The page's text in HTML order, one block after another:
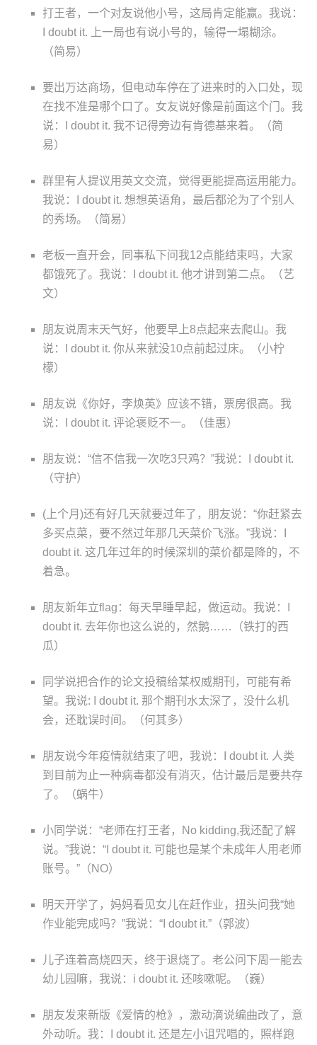
打王者，一个对友说他小号，这局肯定能赢。我说：
I doubt it. 上一局也有说小号的，输得一塌糊涂。
（简易）
要出万达商场，但电动车停在了进来时的入口处，现
在找不准是哪个口了。女友说好像是前面这个门。我
说：I doubt it. 我不记得旁边有肯德基来着。（简
易）
群里有人提议用英文交流，觉得更能提高运用能力。
我说：I doubt it. 想想英语角，最后都沦为了个别人
的秀场。（简易）
老板一直开会，同事私下问我12点能结束吗，大家
都饿死了。我说：I doubt it. 他才讲到第二点。（艺
文）
朋友说周末天气好，他要早上8点起来去爬山。我
说：I doubt it. 你从来就没10点前起过床。（小柠
檬）
朋友说《你好，李焕英》应该不错，票房很高。我
说：I doubt it. 评论褒贬不一。（佳惠）
朋友说：“信不信我一次吃3只鸡？”我说：I doubt it.
（守护）
(上个月)还有好几天就要过年了，朋友说：“你赶紧去
多买点菜，要不然过年那几天菜价飞涨。”我说：I
doubt it. 这几年过年的时候深圳的菜价都是降的，不
着急。
朋友新年立flag：每天早睡早起，做运动。我说：I
doubt it. 去年你也这么说的，然鹅……（铁打的西
瓜）
同学说把合作的论文投稿给某权威期刊，可能有希
望。我说: I doubt it. 那个期刊水太深了，没什么机
会，还耽误时间。（何其多）
朋友说今年疫情就结束了吧，我说：I doubt it. 人类
到目前为止一种病毒都没有消灭，估计最后是要共存
了。（蜗牛）
小同学说：“老师在打王者，No kidding,我还配了解
说。”我说：“I doubt it. 可能也是某个未成年人用老师
账号。”（NO）
明天开学了，妈妈看见女儿在赶作业，扭头问我“她
作业能完成吗？”我说：“I doubt it.”（郭波）
儿子连着高烧四天，终于退烧了。老公问下周一能去
幼儿园嘛，我说：i doubt it. 还咳嗽呢。（巍）
朋友发来新版《爱情的枪》，激动滴说编曲改了，意
外动听。我：I doubt it. 还是左小诅咒唱的，照样跑